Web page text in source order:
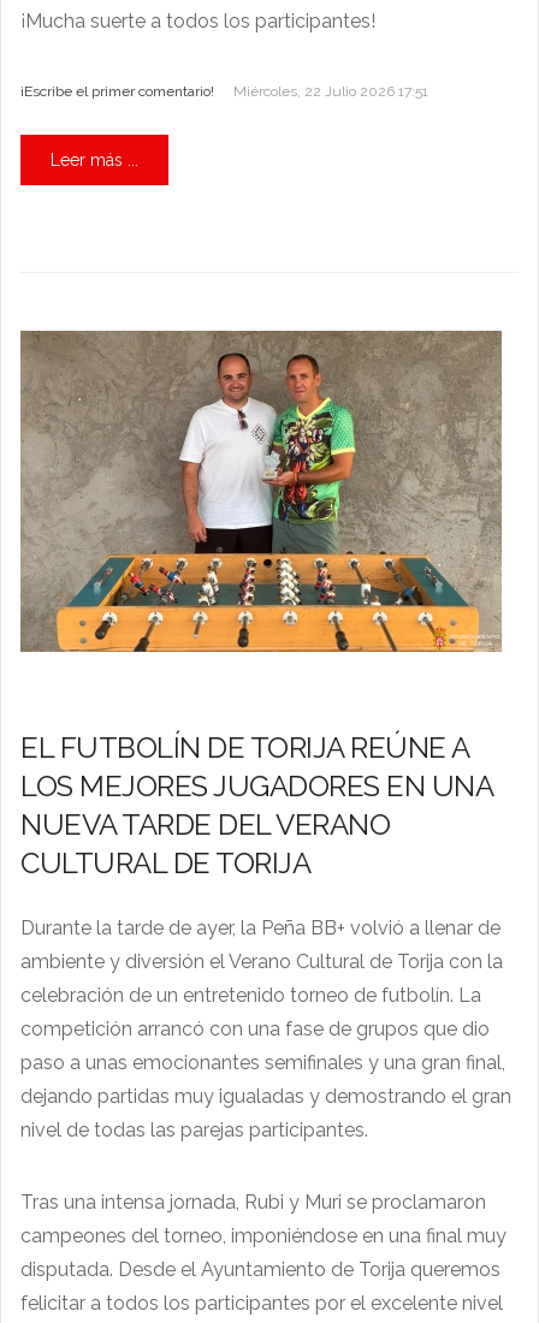
¡Mucha suerte a todos los participantes!
¡Escribe el primer comentario! Miércoles, 22 Julio 2026 17:51
Leer más ...
EL FUTBOLÍN DE TORIJA REÚNE A
LOS MEJORES JUGADORES EN UNA
NUEVA TARDE DEL VERANO
CULTURAL DE TORIJA
Durante la tarde de ayer, la Peña BB+ volvió a llenar de
ambiente y diversión el Verano Cultural de Torija con la
celebración de un entretenido torneo de futbolín. La
competición arrancó con una fase de grupos que dio
paso a unas emocionantes semifinales y una gran final,
dejando partidas muy igualadas y demostrando el gran
nivel de todas las parejas participantes.
Tras una intensa jornada, Rubi y Muri se proclamaron
campeones del torneo, imponiéndose en una final muy
disputada. Desde el Ayuntamiento de Torija queremos
felicitar a todos los participantes por el excelente nivel